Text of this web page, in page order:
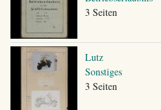
3 Seiten
Lutz
Sonstiges
3 Seiten